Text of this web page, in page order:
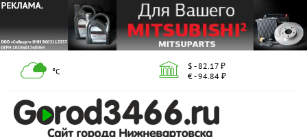
°С
$ - 82.17 ₽
€ - 94.84 ₽